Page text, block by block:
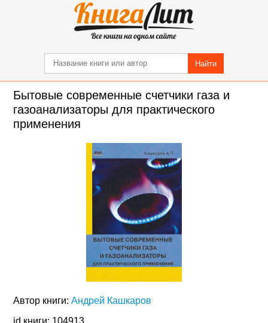
Найти
Бытовые современные счетчики газа и
газоанализаторы для практического
применения
Автор книги:Андрей Кашкаров